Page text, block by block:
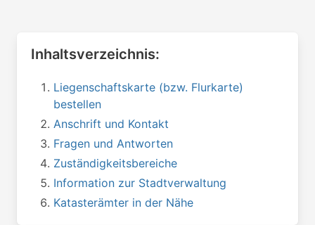
Inhaltsverzeichnis:
Liegenschaftskarte (bzw. Flurkarte)
bestellen
Anschrift und Kontakt
Fragen und Antworten
Zuständigkeitsbereiche
Information zur Stadtverwaltung
Katasterämter in der Nähe